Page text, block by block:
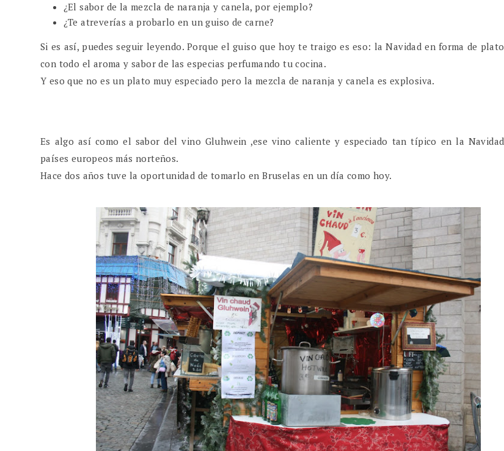
¿El sabor de la mezcla de naranja y canela, por ejemplo?
¿Te atreverías a probarlo en un guiso de carne?
Si es así, puedes seguir leyendo. Porque el guiso que hoy te traigo es eso: la Navidad en forma de
con todo el aroma y sabor de las especias perfumando tu cocina.
Y eso que no es un plato muy especiado pero la mezcla de naranja y canela es explosiva.
Es algo así como el sabor del vino Gluhwein ,ese vino caliente y especiado tan típico en la
países europeos más norteños.
Hace dos años tuve la oportunidad de tomarlo en Bruselas en un día como hoy.